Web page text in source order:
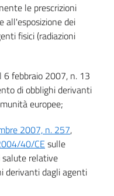
RAPPRESENTANTI DEI
le prescrizioni
all'esposizione dei
fisici (radiazioni
febbraio 2007, n. 13
di obblighi derivanti
europee;
2007, n. 257,
40/CE sulle
salute relative
derivanti dagli agenti